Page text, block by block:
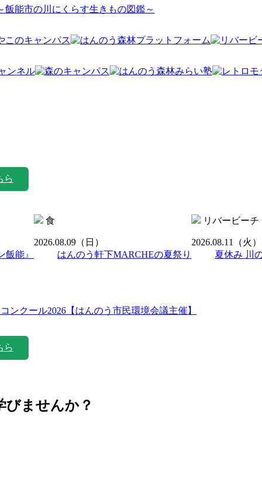
飯能市の川にくらす生きもの図鑑～
ら
能』
食
2026.08.09 （日）
はんのう軒下MARCHEの夏祭り
リバービー
2026.08.11
（火）
夏休み 川
ンクール2026【はんのう市民環境会議主催】
ら
びませんか？